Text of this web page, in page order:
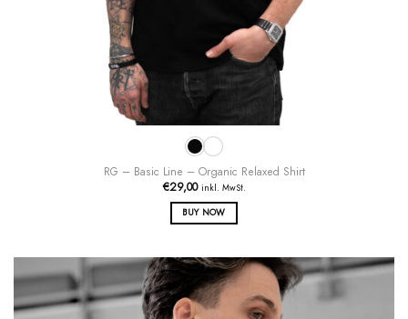
RG – Basic Line – Organic Relaxed Shirt
€29,00 inkl. MwSt.
BUY NOW
weist
mehrere
Varianten